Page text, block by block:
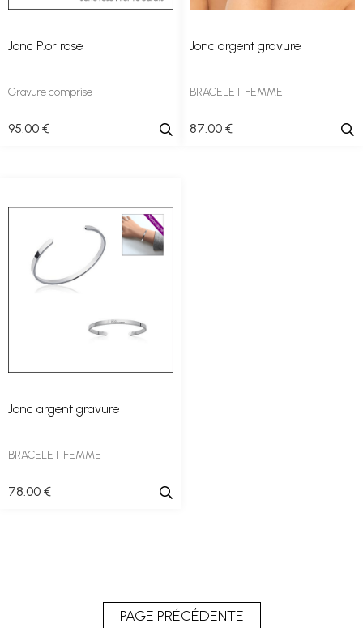
Jonc P.or rose
Gravure comprise
95.00 €
Jonc argent gravure
BRACELET FEMME
87.00 €
Jonc argent gravure
BRACELET FEMME
78.00 €